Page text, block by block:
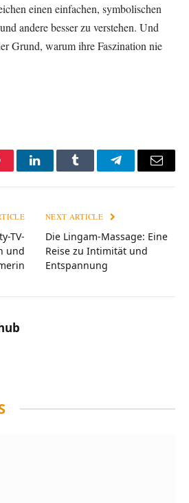
einen einfachen, symbolischen
andere besser zu verstehen. Und
Grund, warum ihre Faszination nie
LinkedInTumblr TelegramEmail
TV-
und
NEXT ARTICLE
Die Lingam-Massage: Eine
Reise zu Intimität und
Entspannung